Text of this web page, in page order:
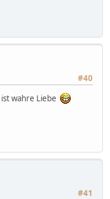
#40
wahre Liebe
#41